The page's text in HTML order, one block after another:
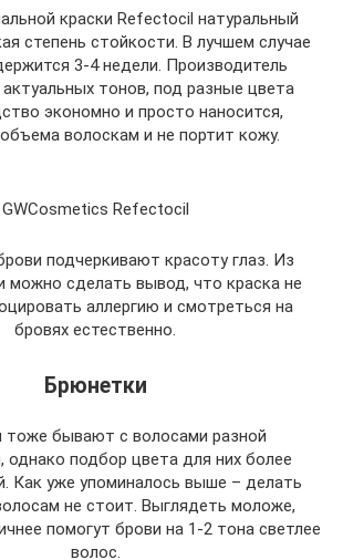
краски Refectocil натуральный
степень стойкости. В лучшем случае
3-4 недели. Производитель
актуальных тонов, под разные цвета
экономно и просто наносится,
волоскам и не портит кожу.
GWCosmetics Refectocil
подчеркивают красоту глаз. Из
можно сделать вывод, что краска не
аллергию и смотреться на
бровях естественно.
Брюнетки
тоже бывают с волосами разной
однако подбор цвета для них более
Как уже упоминалось выше – делать
не стоит. Выглядеть моложе,
помогут брови на 1-2 тона светлее
волос.